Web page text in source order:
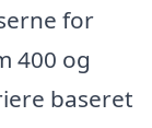
for
400 og
baseret